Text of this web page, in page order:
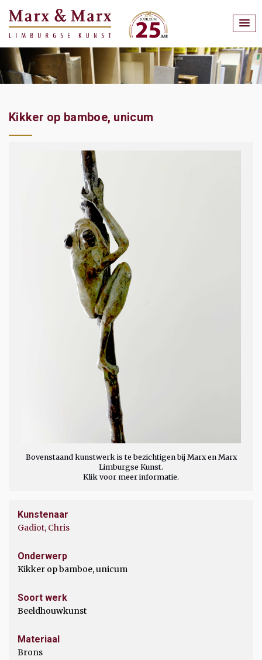
Kikker op bamboe, unicum
Bovenstaand kunstwerk is te bezichtigen bij Marx en Marx
Limburgse Kunst.
Klik voor meer informatie.
Kunstenaar
Gadiot, Chris
Onderwerp
Kikker op bamboe, unicum
Soort werk
Beeldhouwkunst
Materiaal
Brons